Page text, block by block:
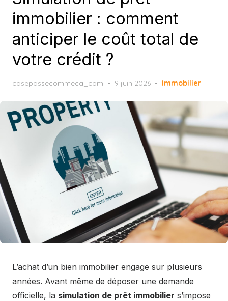
immobilier : comment
anticiper le coût total de
votre crédit ?
casepassecommeca_com
Posted
9 juin 2026 Immobilier
L’achat d’un bien immobilier engage sur plusieurs
années. Avant même de déposer une demande
officielle, la simulation de prêt immobilier s’impose